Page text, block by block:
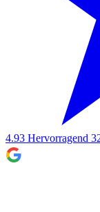
4.93 Hervorragend